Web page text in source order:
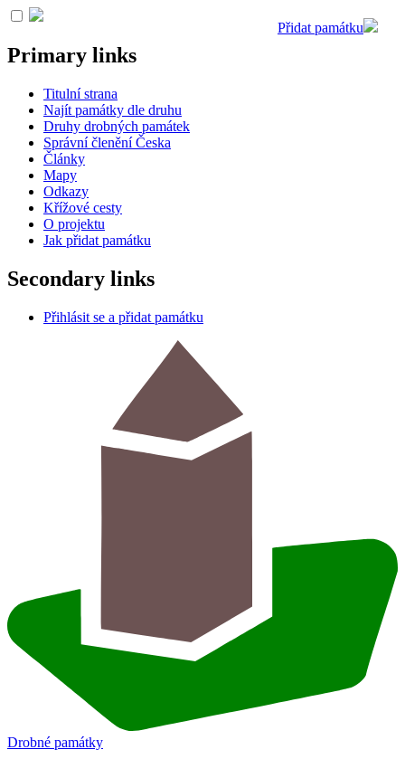
Primary links
Titulní strana
Najít památky dle druhu
Druhy drobných památek
Správní členění Česka
Články
Mapy
Odkazy
Křížové cesty
O projektu
Jak přidat památku
Secondary links
Přihlásit se a přidat památku
Přidat památku
Drobné památky